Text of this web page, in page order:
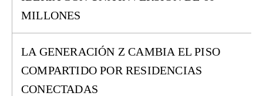
MILLONES
LA GENERACIÓN Z CAMBIA EL PISO
COMPARTIDO POR RESIDENCIAS
CONECTADAS